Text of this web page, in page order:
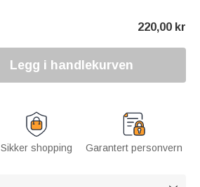
220,00 kr
Legg i handlekurven
Sikker shopping Garantert personvern